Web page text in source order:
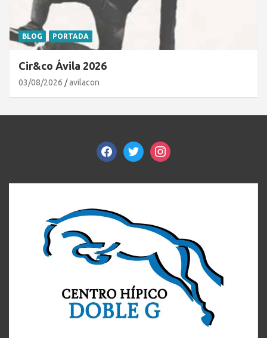
BLOG PORTADA
Cir&co Ávila 2026
03/08/2026 avilacon
facebooktwitterinstagram